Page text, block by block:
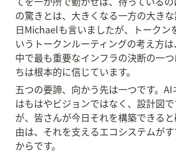
の驚きとは、大きくなる一方の大き
日Michaelも言いましたが、トークン
いうトークンルーティングの考え方
中で最も重要なインフラの決断の一
ちは根本的に信じています。
五つの要諦、向かう先は一つです。
はもはやビジョンではなく、設計図
が、皆さんが今日それを構築できる
由は、それを支えるエコシステムが
からです。